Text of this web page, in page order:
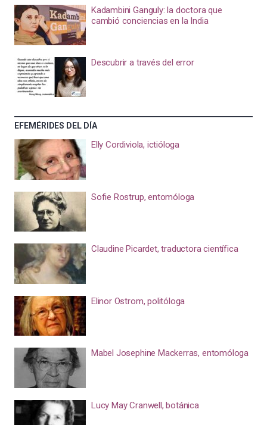
Kadambini Ganguly: la doctora que
cambió conciencias en la India
Descubrir a través del error
EFEMÉRIDES DEL DÍA
Elly Cordiviola, ictióloga
Sofie Rostrup, entomóloga
Claudine Picardet, traductora científica
Elinor Ostrom, politóloga
Mabel Josephine Mackerras, entomóloga
Lucy May Cranwell, botánica